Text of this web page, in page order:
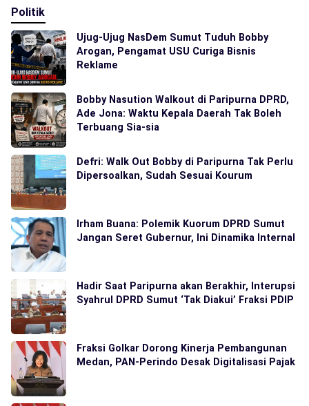
Politik
Ujug-Ujug NasDem Sumut Tuduh Bobby
Arogan, Pengamat USU Curiga Bisnis
Reklame
Bobby Nasution Walkout di Paripurna DPRD,
Ade Jona: Waktu Kepala Daerah Tak Boleh
Terbuang Sia-sia
Defri: Walk Out Bobby di Paripurna Tak Perlu
Dipersoalkan, Sudah Sesuai Kourum
Irham Buana: Polemik Kuorum DPRD Sumut
Jangan Seret Gubernur, Ini Dinamika Internal
Hadir Saat Paripurna akan Berakhir, Interupsi
Syahrul DPRD Sumut ‘Tak Diakui’ Fraksi PDIP
Fraksi Golkar Dorong Kinerja Pembangunan
Medan, PAN-Perindo Desak Digitalisasi Pajak